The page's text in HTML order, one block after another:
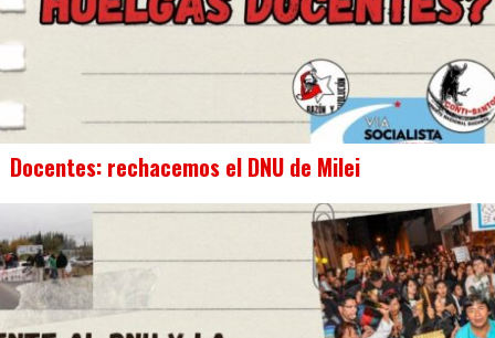
Docentes: rechacemos el DNU de Milei